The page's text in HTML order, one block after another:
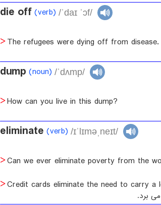
die off (verb) /ˈdaɪ ˈɔf/
The refugees were dying off from disease.
dump (noun) /ˈdʌmp/
How can you live in this dump?
eliminate (verb) /ɪˈlɪməˌneɪt/
Can we ever eliminate poverty from the
Credit cards eliminate the need to carry a
برد.